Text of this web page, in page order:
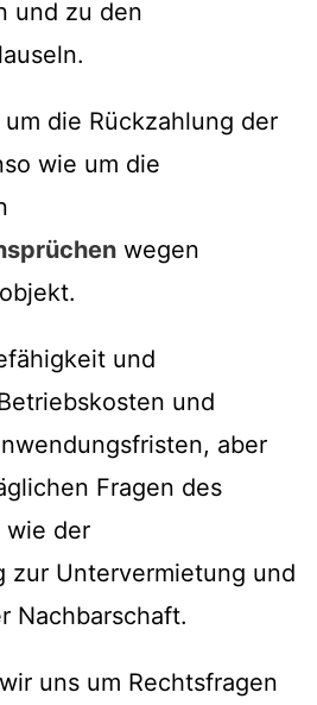
und zu den
die Rückzahlung der
wie um die
wegen
und
und
aber
Fragen des
wie der
zur Untervermietung und
Nachbarschaft.
uns um Rechtsfragen